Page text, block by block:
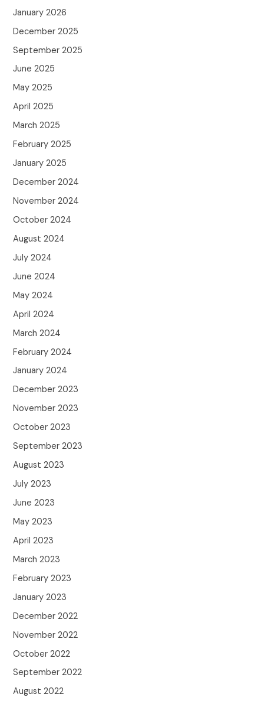
January 2026
December 2025
September 2025
June 2025
May 2025
April 2025
March 2025
February 2025
January 2025
December 2024
November 2024
October 2024
August 2024
July 2024
June 2024
May 2024
April 2024
March 2024
February 2024
January 2024
December 2023
November 2023
October 2023
September 2023
August 2023
July 2023
June 2023
May 2023
April 2023
March 2023
February 2023
January 2023
December 2022
November 2022
October 2022
September 2022
August 2022